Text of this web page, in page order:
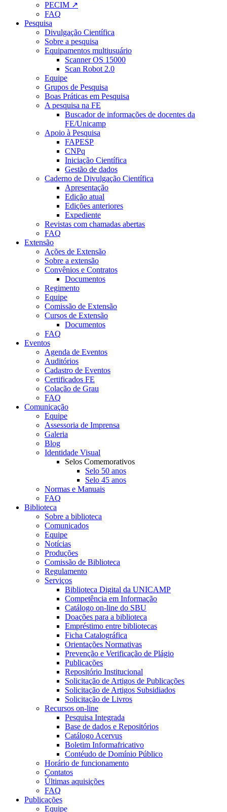
PECIM ↗
FAQ
Pesquisa
Divulgação Científica
Sobre a pesquisa
Equipamentos multiusuário
Scanner OS 15000
Scan Robot 2.0
Equipe
Grupos de Pesquisa
Boas Práticas em Pesquisa
A pesquisa na FE
Buscador de informações de docentes da
FE/Unicamp
Apoio à Pesquisa
FAPESP
CNPq
Iniciação Científica
Gestão de dados
Caderno de Divulgação Científica
Apresentação
Edição atual
Edições anteriores
Expediente
Revistas com chamadas abertas
FAQ
Extensão
Ações de Extensão
Sobre a extensão
Convênios e Contratos
Documentos
Regimento
Equipe
Comissão de Extensão
Cursos de Extensão
Documentos
FAQ
Eventos
Agenda de Eventos
Auditórios
Cadastro de Eventos
Certificados FE
Colação de Grau
FAQ
Comunicação
Equipe
Assessoria de Imprensa
Galeria
Blog
Identidade Visual
Selos Comemorativos
Selo 50 anos
Selo 45 anos
Normas e Manuais
FAQ
Biblioteca
Sobre a biblioteca
Comunicados
Equipe
Notícias
Produções
Comissão de Biblioteca
Regulamento
Serviços
Biblioteca Digital da UNICAMP
Competência em Informação
Catálogo on-line do SBU
Doações para a biblioteca
Empréstimo entre bibliotecas
Ficha Catalográfica
Orientações Normativas
Prevenção e Verificação de Plágio
Publicações
Repositório Institucional
Solicitação de Artigos de Publicações
Solicitação de Artigos Subsidiados
Solicitação de Livros
Recursos on-line
Pesquisa Integrada
Base de dados e Repositórios
Catálogo Acervus
Boletim Informafricativo
Contéudo de Domínio Público
Horário de funcionamento
Contatos
Últimas aquisições
FAQ
Publicações
Equipe